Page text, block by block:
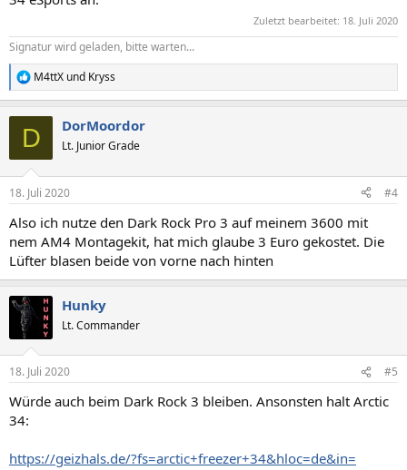
Zuletzt bearbeitet: 18. Juli 2020
Signatur wird geladen, bitte warten...
R
e
e
:
M4ttX und Kryss
D DorMoordor
Lt. Junior Grade
18. Juli 2020 #4
Also ich nutze den Dark Rock Pro 3 auf meinem 3600 mit
nem AM4 Montagekit, hat mich glaube 3 Euro gekostet. Die
Lüfter blasen beide von vorne nach hinten
Hunky
Lt. Commander
18. Juli 2020 #5
Würde auch beim Dark Rock 3 bleiben. Ansonsten halt Arctic
34:
https://geizhals.de/?fs=arctic+freezer+34&hloc=de&in=